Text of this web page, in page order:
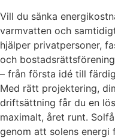
Vill du sänka
varmvatten och
hjälper privatpersoner,
och
– från första idé till
Med rätt projektering,
driftsättning får du en
maximalt, året runt.
genom att solens energi